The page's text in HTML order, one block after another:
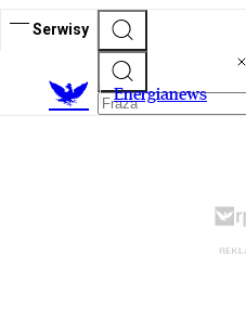
Serwisy
Energianews